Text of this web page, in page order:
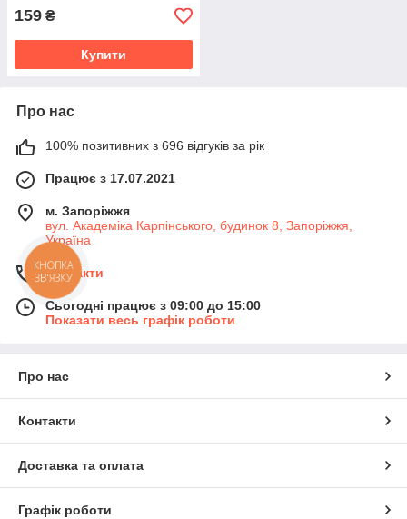
159 ₴
Купити
Про нас
100% позитивних з 696 відгуків за рік
Працює з 17.07.2021
м. Запоріжжя
вул. Академіка Карпінського, будинок 8, Запоріжжя,
Україна
Контакти
Сьогодні працює з 09:00 до 15:00
Показати весь графік роботи
Про нас
Контакти
Доставка та оплата
Графік роботи
КНОПКА
ЗВ'ЯЗКУ